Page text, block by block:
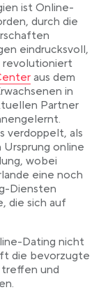
ist Online-
durch die
eindrucksvoll,
revolutioniert
aus dem
in
Partner
verdoppelt, als
Ursprung online
wobei
eine noch
Diensten
die sich auf
Dating nicht
die bevorzugte
und